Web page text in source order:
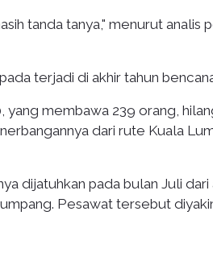
tanda tanya," menurut analis
terjadi di akhir tahun
yang membawa 239 orang,
dari rute Kuala
dijatuhkan pada bulan Juli
Pesawat tersebut